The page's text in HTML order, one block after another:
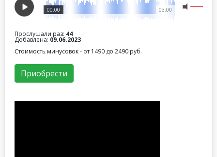
03:00
00:00
Прослушали раз: 44
Добавлена: 09.06.2023
Стоимость минусовок - от 1490 до 2490 руб.
Приобрести